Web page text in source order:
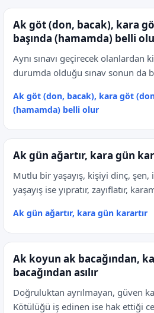
Ak göt (don, bacak), kara
başında (hamamda) belli
Aynı sınavı geçirecek olanlardan
durumda olduğu sınav sonun da
Ak göt (don, bacak), kara göt
(hamamda) belli olur
Ak gün ağartır, kara gün
Mutlu bir yaşayış, kişiyi dinç, şen,
yaşayış ise yıpratır, zayıflatır,
Ak gün ağartır, kara gün karartır
Ak koyun ak bacağından,
bacağından asılır
Doğruluktan ayrılmayan, güven
Kötülüğü iş edinen ise hak ettiği